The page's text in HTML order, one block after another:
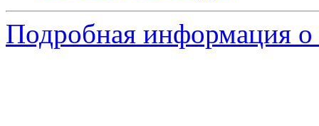
Подробная информация